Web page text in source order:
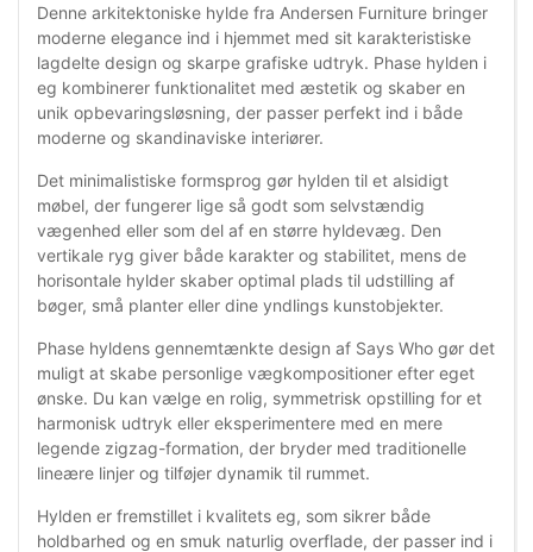
Denne arkitektoniske hylde fra Andersen Furniture bringer
moderne elegance ind i hjemmet med sit karakteristiske
lagdelte design og skarpe grafiske udtryk. Phase hylden i
eg kombinerer funktionalitet med æstetik og skaber en
unik opbevaringsløsning, der passer perfekt ind i både
moderne og skandinaviske interiører.
Det minimalistiske formsprog gør hylden til et alsidigt
møbel, der fungerer lige så godt som selvstændig
vægenhed eller som del af en større hyldevæg. Den
vertikale ryg giver både karakter og stabilitet, mens de
horisontale hylder skaber optimal plads til udstilling af
bøger, små planter eller dine yndlings kunstobjekter.
Phase hyldens gennemtænkte design af Says Who gør det
muligt at skabe personlige vægkompositioner efter eget
ønske. Du kan vælge en rolig, symmetrisk opstilling for et
harmonisk udtryk eller eksperimentere med en mere
legende zigzag-formation, der bryder med traditionelle
lineære linjer og tilføjer dynamik til rummet.
Hylden er fremstillet i kvalitets eg, som sikrer både
holdbarhed og en smuk naturlig overflade, der passer ind i